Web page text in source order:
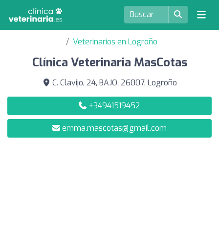
Veterinarios en Logroño
Clínica Veterinaria MasCotas
C. Clavijo, 24, BAJO, 26007, Logroño
+34941519452
emma.mascotas@gmail.com